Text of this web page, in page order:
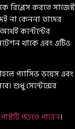
করতে সাজেস্ট
না কেননা তাদের
কন্টেন্টের
থাকে এবং এটিও
প্যাসিভ ভয়েস এবং
শুধু সেন্টেন্সের
পড়তে পারেন।